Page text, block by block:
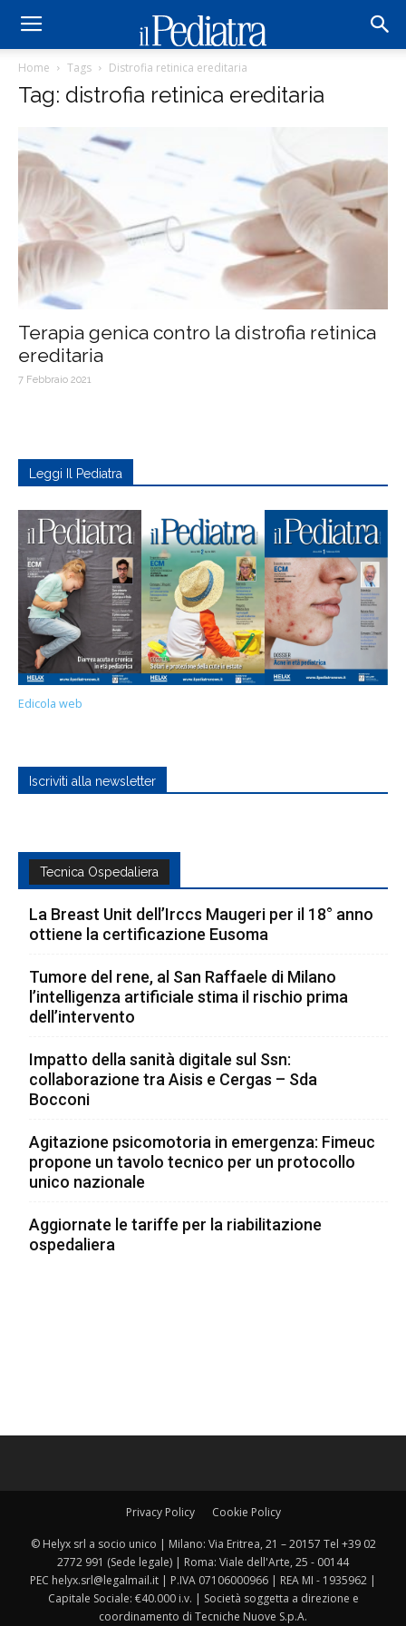
Home Tags Distrofia retinica ereditaria
Tag: distrofia retinica ereditaria
Terapia genica contro la distrofia retinica
ereditaria
7 Febbraio 2021
Leggi Il Pediatra
Edicola web
Iscriviti alla newsletter
Tecnica Ospedaliera
La Breast Unit dell’Irccs Maugeri per il 18° anno
ottiene la certificazione Eusoma
Tumore del rene, al San Raffaele di Milano
l’intelligenza artificiale stima il rischio prima
dell’intervento
Impatto della sanità digitale sul Ssn:
collaborazione tra Aisis e Cergas – Sda
Bocconi
Agitazione psicomotoria in emergenza: Fimeuc
propone un tavolo tecnico per un protocollo
unico nazionale
Aggiornate le tariffe per la riabilitazione
ospedaliera
Privacy Policy Cookie Policy
© Helyx srl a socio unico | Milano: Via Eritrea, 21 – 20157 Tel +39 02
2772 991 (Sede legale) | Roma: Viale dell'Arte, 25 - 00144
PEC helyx.srl@legalmail.it | P.IVA 07106000966 | REA MI - 1935962 |
Capitale Sociale: €40.000 i.v. | Società soggetta a direzione e
coordinamento di Tecniche Nuove S.p.A.